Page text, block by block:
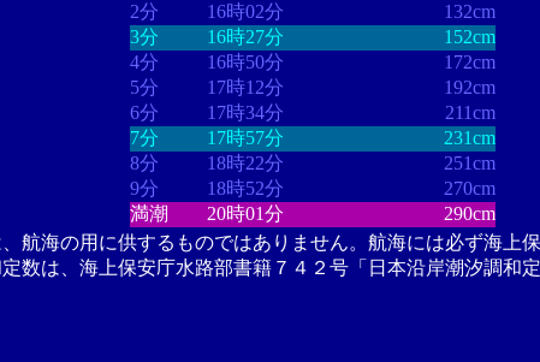
2分
16時02分
132cm
3分
16時27分
152cm
4分
16時50分
172cm
5分
17時12分
192cm
6分
17時34分
211cm
7分
17時57分
231cm
8分
18時22分
251cm
9分
18時52分
270cm
満潮
20時01分 290cm
航海の用に供するものではありません。航海には必ず海上
数は、海上保安庁水路部書籍７４２号「日本沿岸潮汐調和